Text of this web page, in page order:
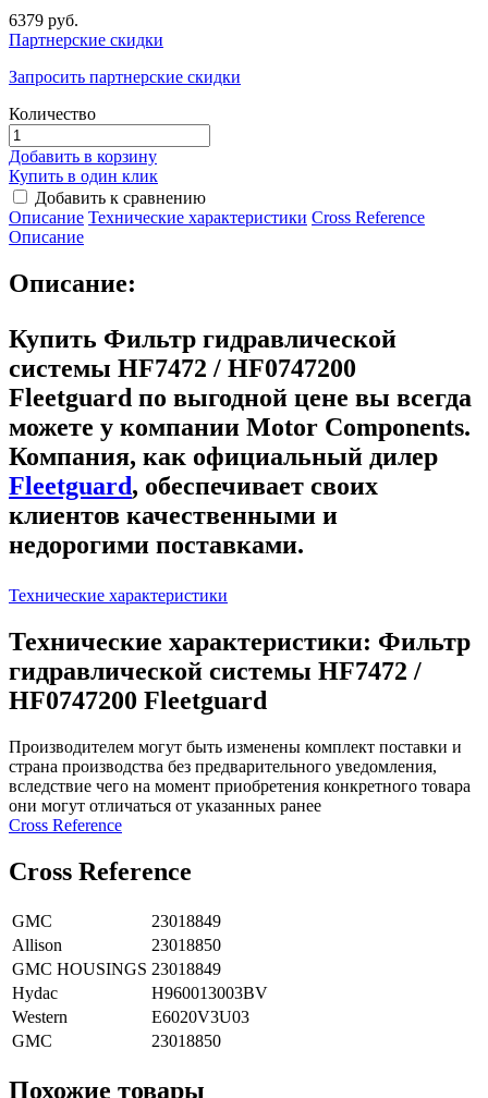
6379 руб.
Партнерские скидки
Запросить партнерские скидки
Количество
Добавить в корзину
Купить в один клик
Добавить к сравнению
Описание Технические характеристики Сross Reference
Описание
Описание:
Купить Фильтр гидравлической
системы HF7472 / HF0747200
Fleetguard по выгодной цене вы всегда
можете у компании Motor Components.
Компания, как официальный дилер
Fleetguard, обеспечивает своих
клиентов качественными и
недорогими поставками.
Технические характеристики
Технические характеристики: Фильтр
гидравлической системы HF7472 /
HF0747200 Fleetguard
Производителем могут быть изменены комплект поставки и
страна производства без предварительного уведомления,
вследствие чего на момент приобретения конкретного товара
они могут отличаться от указанных ранее
Сross Reference
Сross Reference
GMC
23018849
Allison
23018850
GMC HOUSINGS 23018849
Hydac
H960013003BV
Western
E6020V3U03
GMC
23018850
Похожие товары